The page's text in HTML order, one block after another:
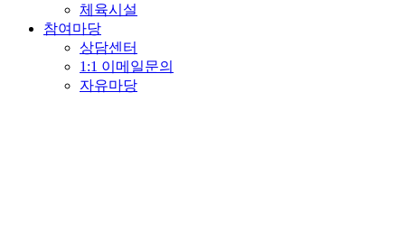
체육시설
참여마당
상담센터
1:1 이메일문의
자유마당